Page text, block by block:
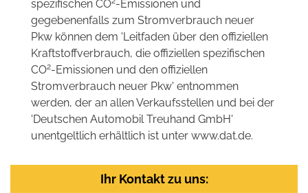
spezifischen CO -Emissionen und
gegebenenfalls zum Stromverbrauch neuer
Pkw können dem 'Leitfaden über den offiziellen
Kraftstoffverbrauch, die offiziellen spezifischen
CO2-Emissionen und den offiziellen
Stromverbrauch neuer Pkw' entnommen
werden, der an allen Verkaufsstellen und bei der
'Deutschen Automobil Treuhand GmbH'
unentgeltlich erhältlich ist unter www.dat.de.
Ihr Kontakt zu uns: